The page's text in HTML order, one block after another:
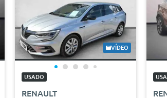
VÍDEO
USADO
RENAULT